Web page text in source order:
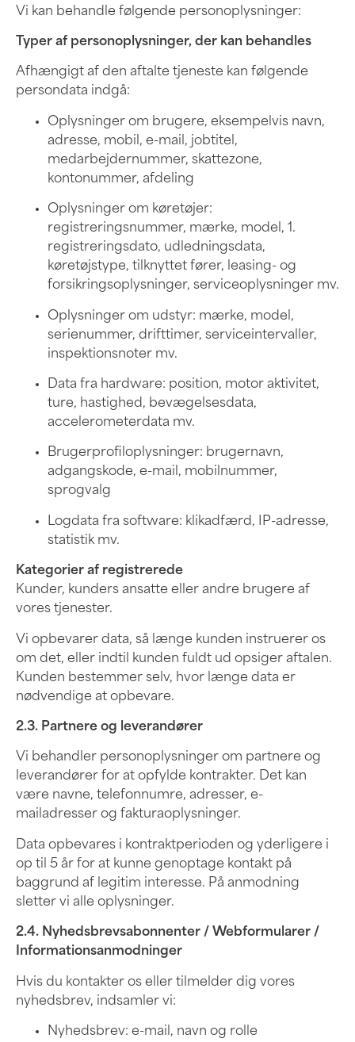
Vi kan behandle følgende personoplysninger:
Typer af personoplysninger, der kan behandles
Afhængigt af den aftalte tjeneste kan følgende
persondata indgå:
Oplysninger om brugere, eksempelvis navn,
adresse, mobil, e-mail, jobtitel,
medarbejdernummer, skattezone,
kontonummer, afdeling
Oplysninger om køretøjer:
registreringsnummer, mærke, model, 1.
registreringsdato, udledningsdata,
køretøjstype, tilknyttet fører, leasing- og
forsikringsoplysninger, serviceoplysninger mv.
Oplysninger om udstyr: mærke, model,
serienummer, drifttimer, serviceintervaller,
inspektionsnoter mv.
Data fra hardware: position, motor aktivitet,
ture, hastighed, bevægelsesdata,
accelerometerdata mv.
Brugerprofiloplysninger: brugernavn,
adgangskode, e-mail, mobilnummer,
sprogvalg
Logdata fra software: klikadfærd, IP-adresse,
statistik mv.
Kategorier af registrerede
Kunder, kunders ansatte eller andre brugere af
vores tjenester.
Vi opbevarer data, så længe kunden instruerer os
om det, eller indtil kunden fuldt ud opsiger aftalen.
Kunden bestemmer selv, hvor længe data er
nødvendige at opbevare.
2.3. Partnere og leverandører
Vi behandler personoplysninger om partnere og
leverandører for at opfylde kontrakter. Det kan
være navne, telefonnumre, adresser, e-
mailadresser og fakturaoplysninger.
Data opbevares i kontraktperioden og yderligere i
op til 5 år for at kunne genoptage kontakt på
baggrund af legitim interesse. På anmodning
sletter vi alle oplysninger.
2.4. Nyhedsbrevsabonnenter / Webformularer /
Informationsanmodninger
Hvis du kontakter os eller tilmelder dig vores
nyhedsbrev, indsamler vi:
Nyhedsbrev: e-mail, navn og rolle